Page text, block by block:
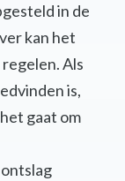
in de
kan het
Als
is,
gaat om